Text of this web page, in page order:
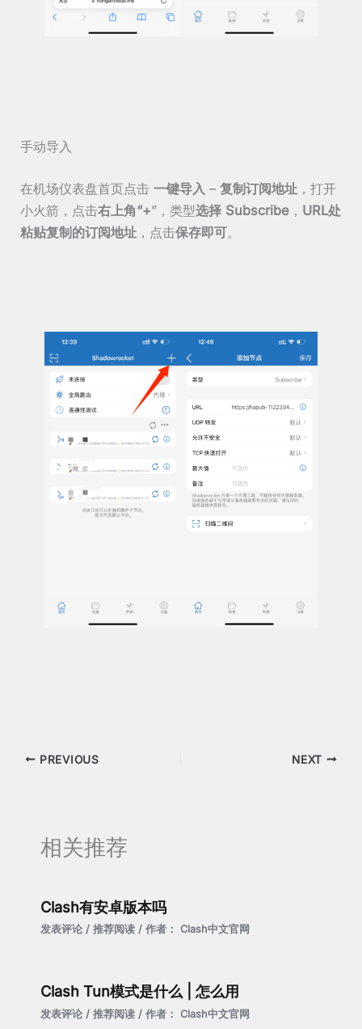
手动导入
在机场仪表盘首页点击一键导入 –复制订阅地址 ，打开
小火箭，点击右上角“+”，类型选择 Subscribe ， URL处
粘贴复制的订阅地址 ，点击保存即可。
PREVIOUS NEXT
相关推荐
Clash有安卓版本吗
发表评论 / 推荐阅读/ 作者： Clash中文官网
Clash Tun模式是什么 | 怎么用
发表评论 / 推荐阅读/ 作者： Clash中文官网